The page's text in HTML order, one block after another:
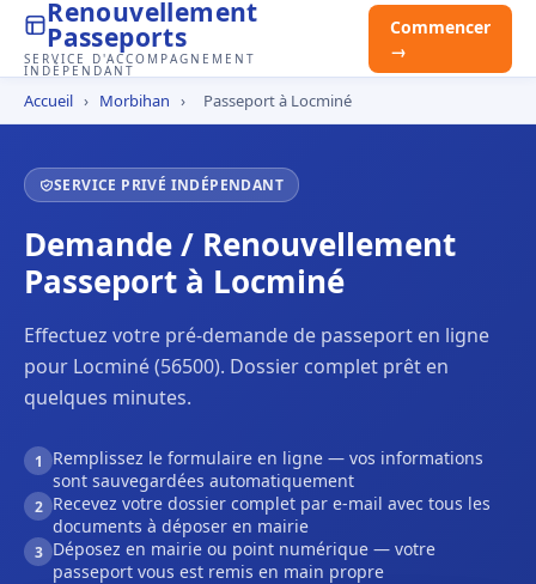
Renouvellement
Passeports
SERVICE D'ACCOMPAGNEMENT
INDÉPENDANT
Commencer
→
Accueil › Morbihan › Passeport à Locminé
SERVICE PRIVÉ INDÉPENDANT
Demande / Renouvellement
Passeport à Locminé
Effectuez votre pré-demande de passeport en ligne
pour Locminé (56500). Dossier complet prêt en
quelques minutes.
1
Remplissez le formulaire en ligne — vos informations
sont sauvegardées automatiquement
2 Recevez votre dossier complet par e-mail avec tous les
documents à déposer en mairie
3 Déposez en mairie ou point numérique — votre
passeport vous est remis en main propre